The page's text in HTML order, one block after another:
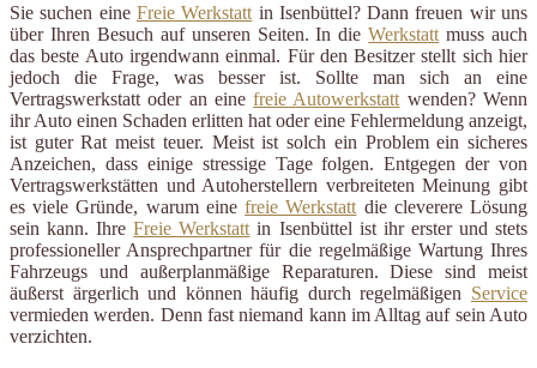
Sie suchen eine Freie Werkstatt in Isenbüttel? Dann freuen wir uns
über Ihren Besuch auf unseren Seiten. In dieWerkstatt muss auch
das beste Auto irgendwann einmal. Für den Besitzer stellt sich hier
jedoch die Frage, was besser ist. Sollte man sich an eine
Vertragswerkstatt oder an einefreie Autowerkstatt wenden? Wenn
ihr Auto einen Schaden erlitten hat oder eine Fehlermeldung anzeigt,
ist guter Rat meist teuer. Meist ist solch ein Problem ein sicheres
Anzeichen, dass einige stressige Tage folgen. Entgegen der von
Vertragswerkstätten und Autoherstellern verbreiteten Meinung gibt
es viele Gründe, warum einefreie Werkstatt die cleverere Lösung
sein kann. IhreFreie Werkstatt in Isenbüttel ist ihr erster und stets
professioneller Ansprechpartner für die regelmäßige Wartung Ihres
Fahrzeugs und außerplanmäßige Reparaturen. Diese sind meist
äußerst ärgerlich und können häufig durch regelmäßigen Service
vermieden werden. Denn fast niemand kann im Alltag auf sein Auto
verzichten.